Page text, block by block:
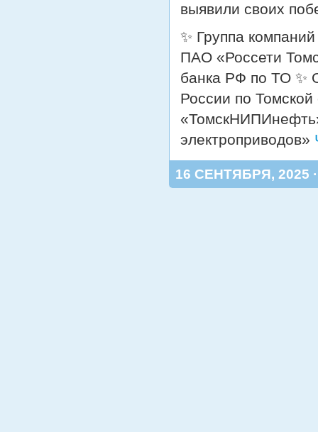
выявили своих
✨ Группа
ПАО «Россети
банка РФ по ТО
России по
электроприводов»
16 СЕНТЯБРЯ, 2025